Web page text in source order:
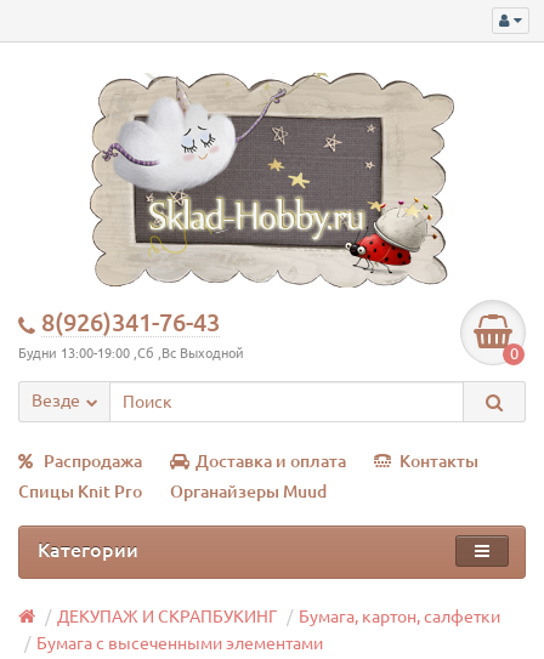
8(926)341-76-43
Будни 13:00-19:00 ,Сб ,Вс Выходной 0
Везде
Распродажа Доставка и оплата
Контакты
Спицы Knit Pro
Органайзеры Muud
Категории
ДЕКУПАЖ И СКРАПБУКИНГ
Бумага, картон, салфетки
Бумага с высеченными элементами